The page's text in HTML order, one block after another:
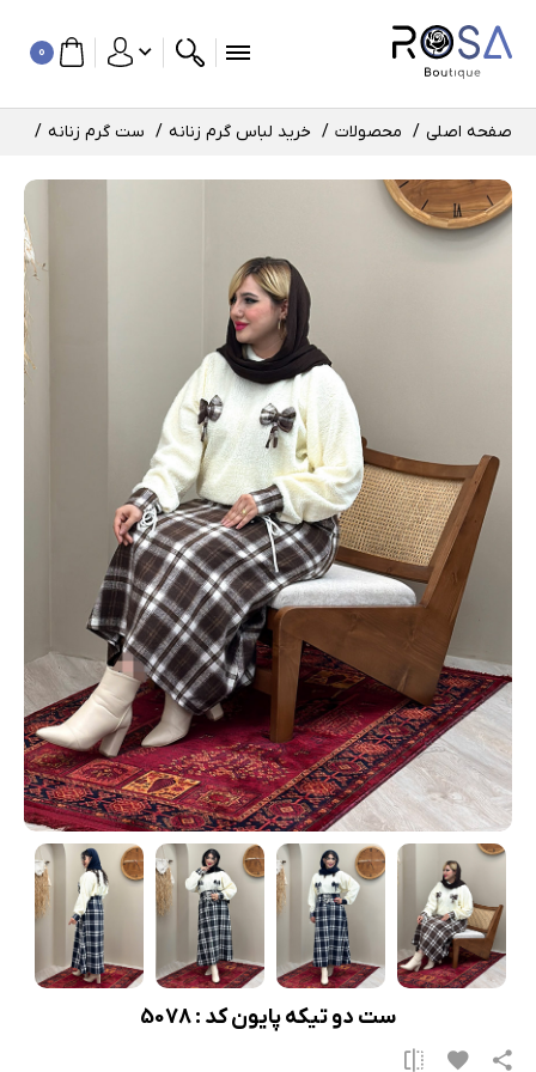
0
صفحه اصلی محصولات خرید لباس گرم زنانه ست گرم زنانه
ست دو تیکه پایون کد : 5078